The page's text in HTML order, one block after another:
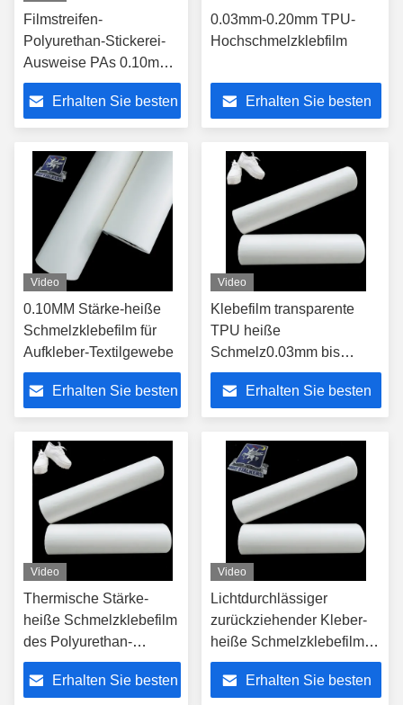
Filmstreifen-
Polyurethan-Stickerei-
Ausweise PAs 0.10mm
0.12mm heiße
Schmelzklebende
Erhalten Sie besten
0.03mm-0.20mm TPU-
Hochschmelzklebfilm
Erhalten Sie besten
Video
0.10MM Stärke-heiße
Schmelzklebefilm für
Aufkleber-Textilgewebe
Erhalten Sie besten
Video
Klebefilm transparente
TPU heiße
Schmelz0.03mm bis
0.05mm kundengerecht
Erhalten Sie besten
Video
Thermische Stärke-
heiße Schmelzklebefilm
des Polyurethan-
0.08mm für Schuhe
Erhalten Sie besten
Video
Lichtdurchlässiger
zurückziehender Kleber-
heiße Schmelzklebefilm
für Stickerei-Flecken
Erhalten Sie besten